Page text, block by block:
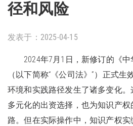
径和风险
发表于：2025-04-15
2024年7月1日，新修订的《中
（以下简称“《公司法》”）正式
环境和实践路径发生了诸多变化
多元化的出资选择，也为知识产
路。但在实际操作中，知识产权